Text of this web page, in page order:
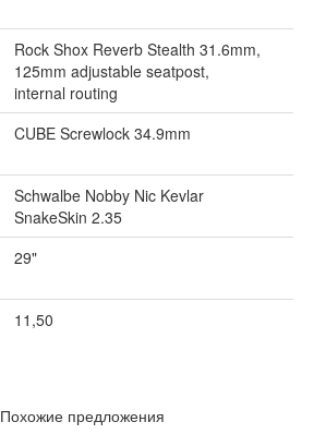
Rock Shox Reverb Stealth 31.6mm,
125mm adjustable seatpost,
internal routing
CUBE Screwlock 34.9mm
Schwalbe Nobby Nic Kevlar
SnakeSkin 2.35
29"
11,50
Похожие предложения